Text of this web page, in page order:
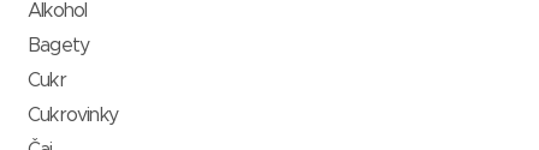
Alkohol
Bagety
Cukr
Cukrovinky